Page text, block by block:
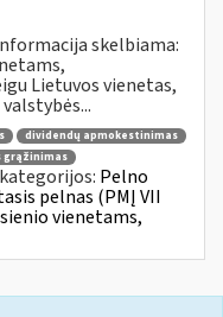
skelbiama:
Lietuvos vienetas,
dividendų apmokestinimas
grąžinimas
Pelno
pelnas (PMĮ VII
vienetams,